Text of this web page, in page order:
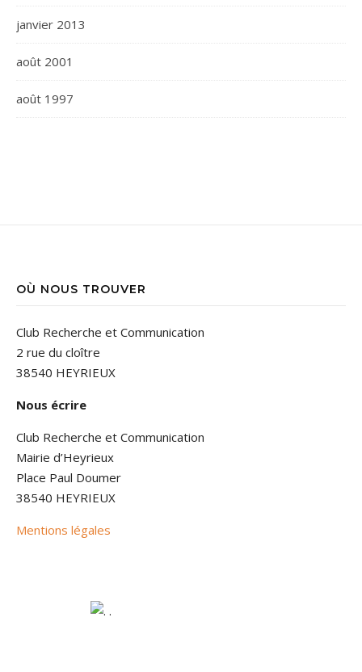
janvier 2013
août 2001
août 1997
OÙ NOUS TROUVER
Club Recherche et Communication
2 rue du cloître
38540 HEYRIEUX
Nous écrire
Club Recherche et Communication
Mairie d’Heyrieux
Place Paul Doumer
38540 HEYRIEUX
Mentions légales